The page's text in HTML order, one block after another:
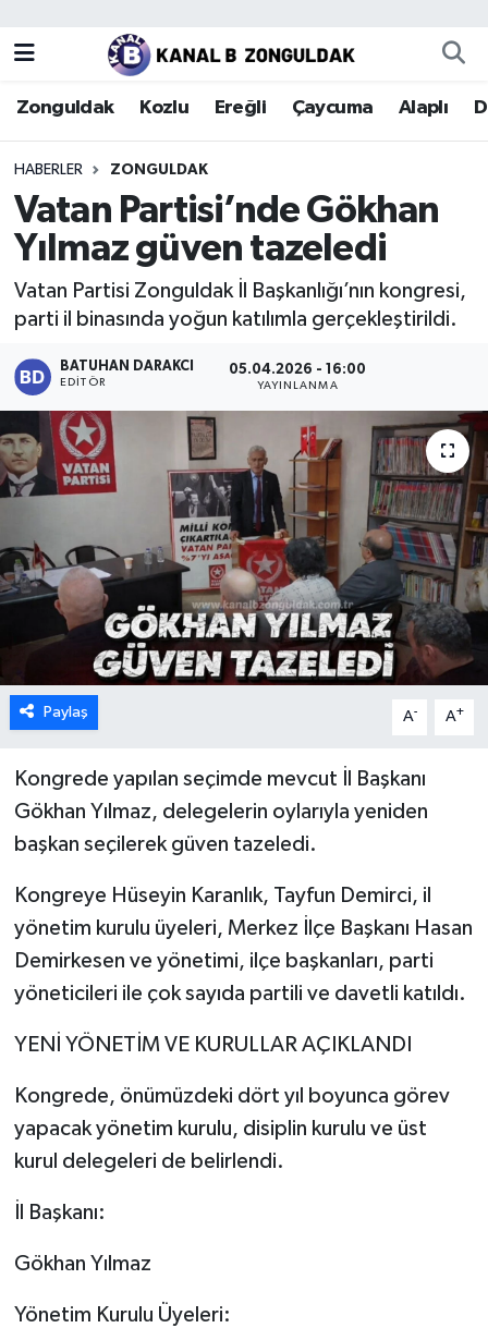
Zonguldak Kozlu Ereğli Çaycuma Alaplı
HABERLER ZONGULDAK
Vatan Partisi’nde Gökhan
Yılmaz güven tazeledi
Vatan Partisi Zonguldak İl Başkanlığı’nın kongresi,
parti il binasında yoğun katılımla gerçekleştirildi.
BATUHAN DARAKCI
EDITÖR
05.04.2026 - 16:00
YAYINLANMA
Paylaş A- A+
Kongrede yapılan seçimde mevcut İl Başkanı
Gökhan Yılmaz, delegelerin oylarıyla yeniden
başkan seçilerek güven tazeledi.
Kongreye Hüseyin Karanlık, Tayfun Demirci, il
yönetim kurulu üyeleri, Merkez İlçe Başkanı Hasan
Demirkesen ve yönetimi, ilçe başkanları, parti
yöneticileri ile çok sayıda partili ve davetli katıldı.
YENİ YÖNETİM VE KURULLAR AÇIKLANDI
Kongrede, önümüzdeki dört yıl boyunca görev
yapacak yönetim kurulu, disiplin kurulu ve üst
kurul delegeleri de belirlendi.
İl Başkanı:
Gökhan Yılmaz
Yönetim Kurulu Üyeleri:
Zonguldak
Kozlu
Ereğli
Çaycuma
Devrek
Gökçebey
Bartın
Spor
Ulusal
Zonguldak Nöbetçi Eczaneler
Zonguldak Hava Durumu
Zonguldak Trafik Yoğunluk Haritası
Puan Durumu ve Fikstür
Tüm Manşetler
Son Dakika Haberleri
Haber Arşivi